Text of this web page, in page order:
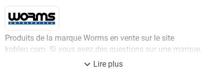
Produits de la marque Worms en vente sur le site
kobleo.com. Si vous avez des questions sur une marque,
un article, une disponibilité, n'hésitez pas à contacter
expand_more Lire plus